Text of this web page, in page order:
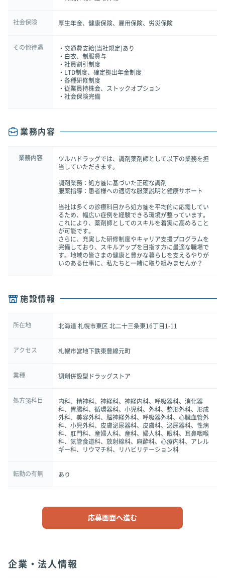
社会保険 厚生年金、健康保険、雇用保険、労災保険
その他待遇
・交通費支給(当社規定)あり
・白衣、制服貸与
・社員割引制度
・LTD制度、確定拠出年金制度
・各種研修制度
・従業員持株会、ストックオプション
・社会保険完備
業務内容
業務内容
ツルハドラッグでは、調剤薬剤師として以下の業務を担
当していただきます。
調剤業務：処方箋に基づいた正確な調剤
服薬指導：患者様への適切な服薬説明と健康サポート
当社は多くの診療科目から処方箋を平均的に応需してい
るため、幅広い症例を経験できる環境が整っています。
これにより、薬剤師としてのスキルを着実に高めること
が可能です。
さらに、充実した研修制度やキャリア支援プログラムを
完備しており、スキルアップを目指す方に最適な職場で
す。地域の皆さまの健康と豊かな暮らしを支えるやりが
いのある仕事に、私たちと一緒に取り組みませんか？
施設情報
所在地 北海道 札幌市東区 北二十三条東16丁目1-11
アクセス 札幌市営地下鉄東豊線元町
業種 調剤併設型ドラッグストア
処方箋科目
内科、精神科、神経科、神経内科、呼吸器科、消化器
科、胃腸科、循環器科、小児科、外科、整形外科、形成
外科、美容外科、脳神経外科、呼吸器外科、心臓血管外
科、小児外科、皮膚泌尿器科、皮膚科、泌尿器科、性病
科、肛門科、産婦人科、産科、婦人科、眼科、耳鼻咽喉
科、気管食道科、放射線科、麻酔科、心療内科、アレル
ギー科、リウマチ科、リハビリテーション科
転勤の有無 あり
応募画面へ進む
企業・法人情報